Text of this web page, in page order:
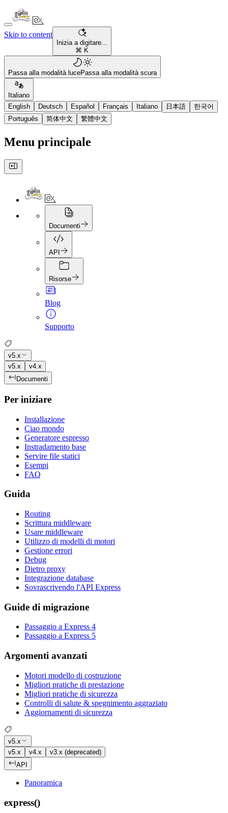
Skip to content
Inizia a digitare...
⌘ K
Passa alla modalità lucePassa alla modalità scura
Italiano
English
Deutsch Español Français Italiano 日本語
한국어
Português
简体中文 繁體中文
Menu principale
Documenti
API
Risorse
Blog
Supporto
v5.x
v5.x
v4.x
Documenti
Per iniziare
Installazione
Ciao mondo
Generatore espresso
Instradamento base
Servire file statici
Esempi
FAQ
Guida
Routing
Scrittura middleware
Usare middleware
Utilizzo di modelli di motori
Gestione errori
Debug
Dietro proxy
Integrazione database
Sovrascrivendo l'API Express
Guide di migrazione
Passaggio a Express 4
Passaggio a Express 5
Argomenti avanzati
Motori modello di costruzione
Migliori pratiche di prestazione
Migliori pratiche di sicurezza
Controlli di salute & spegnimento aggraziato
Aggiornamenti di sicurezza
v5.x
v5.x
v4.x
v3.x (deprecated)
API
Panoramica
express()